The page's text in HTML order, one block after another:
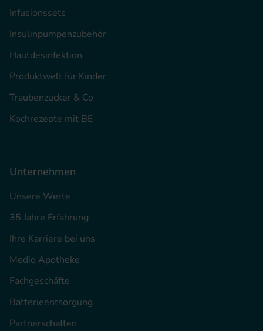
Infusionssets
Insulinpumpenzubehör
Hautdesinfektion
Produktwelt für Kinder
Traubenzucker & Co
Kochrezepte mit BE
Unternehmen
Unsere Werte
35 Jahre Erfahrung
Ihre Karriere bei uns
Mediq Apotheke
Fachgeschäfte
Batterieentsorgung
Partnerschaften